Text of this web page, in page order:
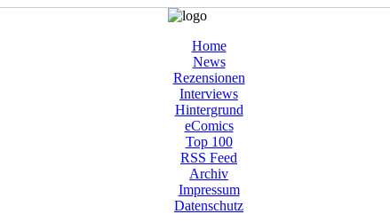
Home
News
Rezensionen
Interviews
Hintergrund
eComics
Top 100
RSS Feed
Archiv
Impressum
Datenschutz